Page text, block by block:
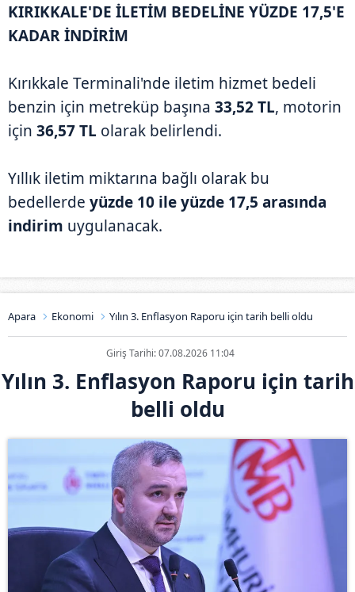
KIRIKKALE'DE İLETİM BEDELİNE YÜZDE 17,5'E
KADAR İNDİRİM
Kırıkkale Terminali'nde iletim hizmet bedeli
benzin için metreküp başına 33,52 TL, motorin
için 36,57 TL olarak belirlendi.
Yıllık iletim miktarına bağlı olarak bu
bedellerde yüzde 10 ile yüzde 17,5 arasında
indirim uygulanacak.
Apara Ekonomi Yılın 3. Enflasyon Raporu için tarih belli oldu
Giriş Tarihi: 07.08.2026 11:04
Yılın 3. Enflasyon Raporu için tarih
belli oldu